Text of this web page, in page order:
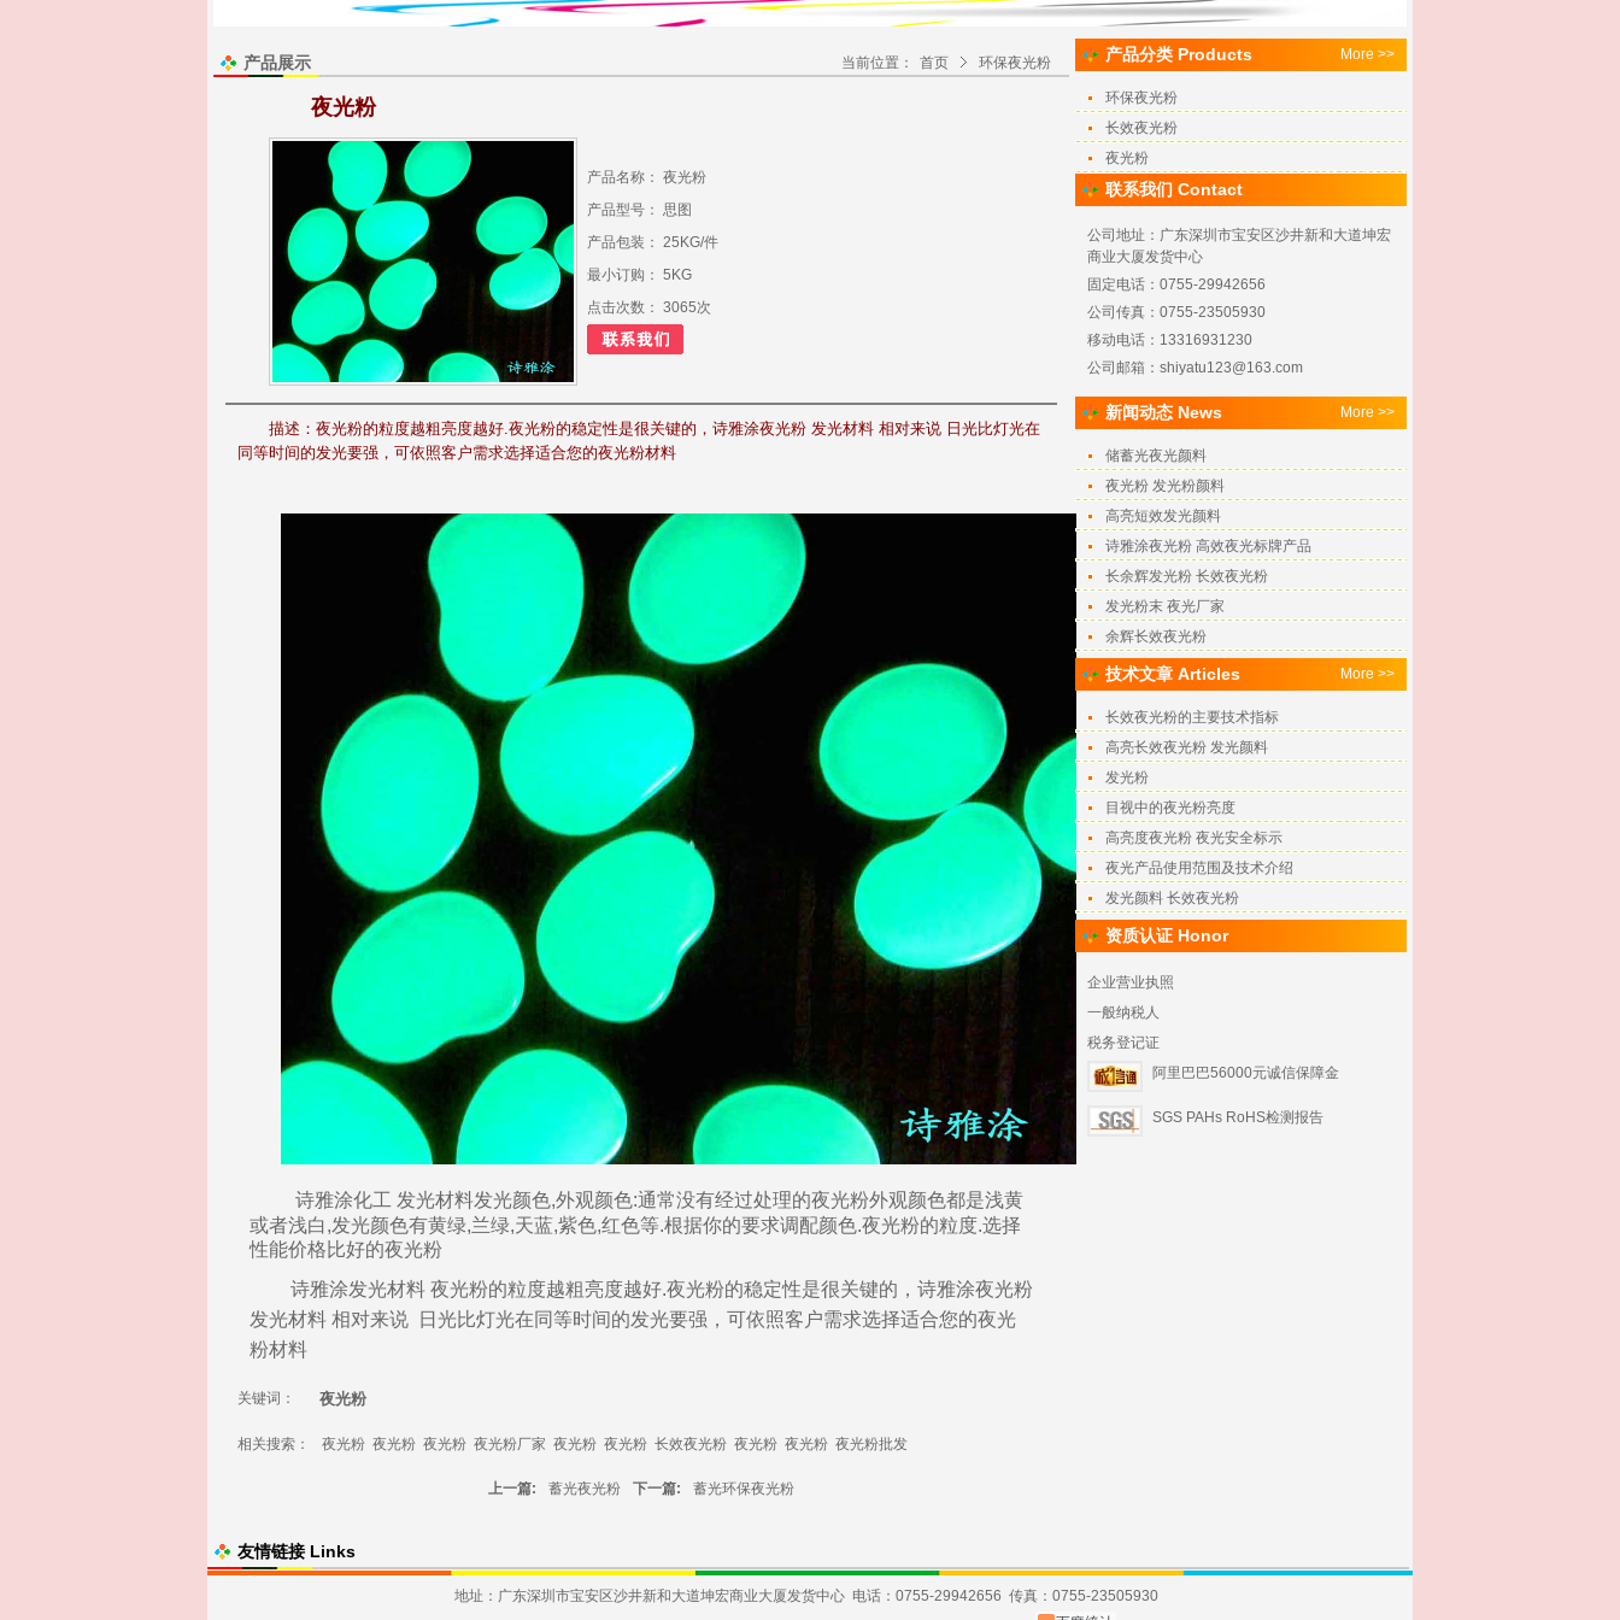
产品展示 当前位置： 首页 环保夜光粉
夜光粉
产品名称： 夜光粉
产品型号： 思图
产品包装： 25KG/件
最小订购： 5KG
点击次数： 3065次
描述： 夜光粉的粒度越粗亮度越好.夜光粉的稳定性是很关键的，诗雅涂夜光粉 发光材料 相对来说 日光比灯光在
同等时间的发光要强，可依照客户需求选择适合您的夜光粉材料
诗雅涂化工 发光材料发光颜色,外观颜色:通常没有经过处理的夜光粉外观颜色都是浅黄
或者浅白,发光颜色有黄绿,兰绿,天蓝,紫色,红色等.根据你的要求调配颜色.夜光粉的粒度.选择
性能价格比好的夜光粉
诗雅涂发光材料 夜光粉的粒度越粗亮度越好.夜光粉的稳定性是很关键的，诗雅涂夜光粉
发光材料 相对来说 日光比灯光在同等时间的发光要强，可依照客户需求选择适合您的夜光
粉材料
关键词： 夜光粉
相关搜索： 夜光粉 夜光粉 夜光粉 夜光粉厂家 夜光粉 夜光粉 长效夜光粉 夜光粉 夜光粉 夜光粉批发
上一篇: 蓄光夜光粉 下一篇: 蓄光环保夜光粉
产品分类 Products More >>
环保夜光粉
长效夜光粉
夜光粉
联系我们 Contact
公司地址：广东深圳市宝安区沙井新和大道坤宏
商业大厦发货中心
固定电话：0755-29942656
公司传真：0755-23505930
移动电话：13316931230
公司邮箱：shiyatu123@163.com
新闻动态 News More >>
储蓄光夜光颜料
夜光粉 发光粉颜料
高亮短效发光颜料
诗雅涂夜光粉 高效夜光标牌产品
长余辉发光粉 长效夜光粉
发光粉末 夜光厂家
余辉长效夜光粉
技术文章 Articles More >>
长效夜光粉的主要技术指标
高亮长效夜光粉 发光颜料
发光粉
目视中的夜光粉亮度
高亮度夜光粉 夜光安全标示
夜光产品使用范围及技术介绍
发光颜料 长效夜光粉
资质认证 Honor
企业营业执照
一般纳税人
税务登记证
阿里巴巴56000元诚信保障金
SGS PAHs RoHS检测报告
友情链接 Links
地址：广东深圳市宝安区沙井新和大道坤宏商业大厦发货中心 电话：0755-29942656 传真：0755-23505930